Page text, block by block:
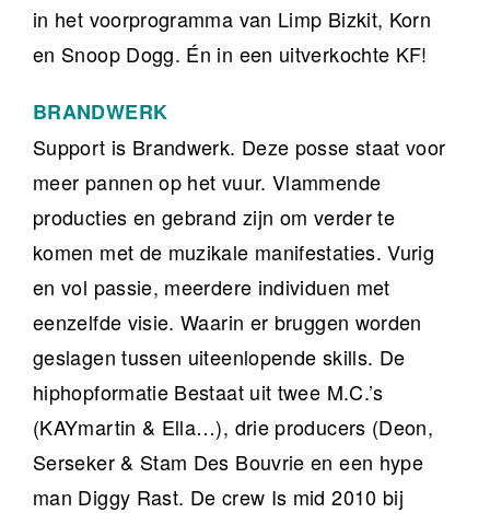
in het voorprogramma van Limp Bizkit, Korn
en Snoop Dogg. Én in een uitverkochte KF!
BRANDWERK
Support is Brandwerk. Deze posse staat voor
meer pannen op het vuur. Vlammende
producties en gebrand zijn om verder te
komen met de muzikale manifestaties. Vurig
en vol passie, meerdere individuen met
eenzelfde visie. Waarin er bruggen worden
geslagen tussen uiteenlopende skills. De
hiphopformatie Bestaat uit twee M.C.’s
(KAYmartin & Ella…), drie producers (Deon,
Serseker & Stam Des Bouvrie en een hype
man Diggy Rast. De crew Is mid 2010 bij